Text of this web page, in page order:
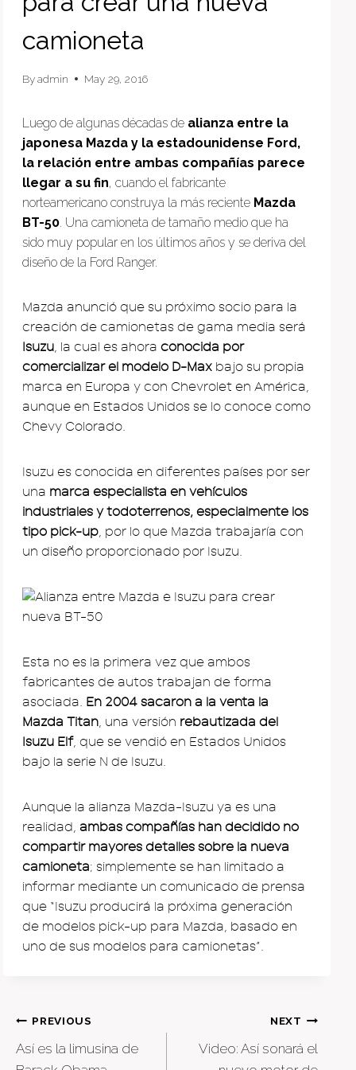
camioneta
Byadmin May 29, 2016
Luego de algunas décadas de alianza entre la
japonesa Mazda y la estadounidense Ford,
la relación entre ambas compañías parece
llegar a su fin, cuando el fabricante
norteamericano construya la más reciente Mazda
BT-50. Una camioneta de tamaño medio que ha
sido muy popular en los últimos años y se deriva del
diseño de la Ford Ranger.
Mazda anunció que su próximo socio para la
creación de camionetas de gama media será
Isuzu, la cual es ahora conocida por
comercializar el modelo D-Max bajo su propia
marca en Europa y con Chevrolet en América,
aunque en Estados Unidos se lo conoce como
Chevy Colorado.
Isuzu es conocida en diferentes países por ser
una marca especialista en vehículos
industriales y todoterrenos, especialmente los
tipo pick-up, por lo que Mazda trabajaría con
un diseño proporcionado por Isuzu.
Esta no es la primera vez que ambos
fabricantes de autos trabajan de forma
asociada. En 2004 sacaron a la venta la
Mazda Titan, una versión rebautizada del
Isuzu Elf, que se vendió en Estados Unidos
bajo la serie N de Isuzu.
Aunque la alianza Mazda-Isuzu ya es una
realidad, ambas compañías han decidido no
compartir mayores detalles sobre la nueva
camioneta; simplemente se han limitado a
informar mediante un comunicado de prensa
que “Isuzu producirá la próxima generación
de modelos pick-up para Mazda, basado en
uno de sus modelos para camionetas”.
Post
navigation
PREVIOUS
Así es la limusina de
NEXT
Video: Así sonará el